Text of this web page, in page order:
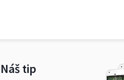
Náš tip